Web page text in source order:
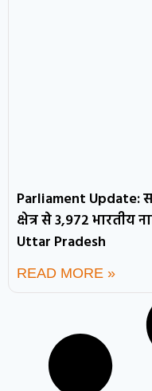
Parliament Update:
क्षेत्र से 3,972 भारतीय
Uttar Pradesh
READ MORE »